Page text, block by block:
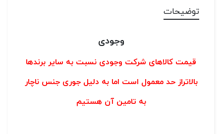
توضیحات
وجودی
قیمت کالاهای شرکت وجودی نسبت به سایر برندها
بالاتراز حد معمول است اما به دلیل جوری جنس ناچار
به تامین آن هستیم